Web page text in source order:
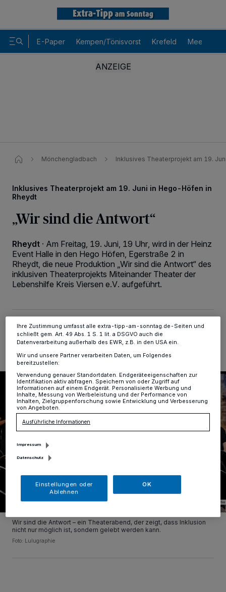
E-Paper Kempen/Tönisvorst Krefeld Meerbusch
Mönchengladbach Inklusives Theaterprojekt am 19.
Inklusives Theaterprojekt am 19. Juni in Hego-Höfen in
Rheydt
„Wir sind die Antwort“
Rheydt · Am Freitag, 19. Juni, 19 Uhr, wird in der Heinz
Event Halle in den Hego Höfen, Egerstraße 2 in
Rheydt, die neue Produktion „Wir sind die Antwort“ des
inklusiven Theaterprojekts Miteinander Theater der
Lebenshilfe Kreis Viersen e.V. aufgeführt.
13.06.2026 , 09:00 Uhr 2 Minuten Lesezeit
Wir sind die Antwort – ein Theaterabend, der zeigt, dass Inklusion
nicht nur möglich ist, sondern gelebt werden kann.
Foto: Lulugraphie
Wir und unsere218
-Partner speichern und greifen auf
Kennungen auf Ihrem Gerät zu. Durch Auswahl von OK aktivieren Sie
Tracking-Technologien für die unter „Wir und unsere Partner
verarbeiten Daten, um Ihnen Dienste bereitzustellen“ aufgeführten
Zwecke. Wenn Tracker deaktiviert sind, sind manche Inhalte und
Anzeigen möglicherweise nicht mehr so relevant für Sie. Sie können
dieses Menü jederzeit wieder aufrufen, um Ihre Einstellungen zu
ändern oder Ihre Einwilligung zu widerrufen, indem Sie auf den Link
Ihre Zustimmung umfasst alle extra-tipp-am-sonntag.de-Seiten und
schließt gem. Art. 49 Abs. 1 S. 1 lit. a DSGVO auch die
Datenverarbeitung außerhalb des EWR, z.B. in den USA ein.
Wir und unsere Partner verarbeiten Daten, um Folgendes
bereitzustellen:
Verwendung genauer Standortdaten. Endgeräteeigenschaften zur
Identifikation aktiv abfragen. Speichern von oder Zugriff auf
Informationen auf einem Endgerät. Personalisierte Werbung und
Inhalte, Messung von Werbeleistung und der Performance von
Inhalten, Zielgruppenforschung sowie Entwicklung und Verbesserung
von Angeboten.
Ausführliche Informationen
Impressum
Datenschutz
Einstellungen oder
Ablehnen
OK